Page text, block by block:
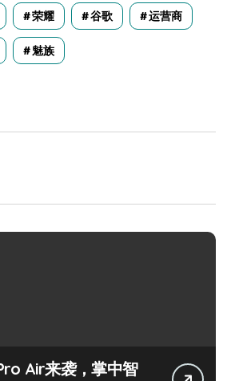
荣耀 谷歌 运营商
魅族
Air来袭，掌中智